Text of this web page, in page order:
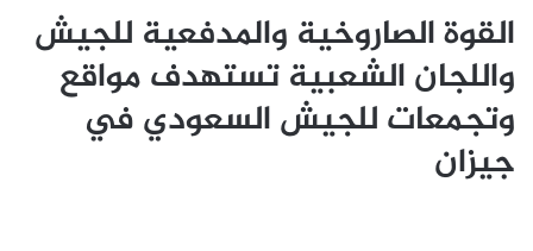
القوة الصاروخية والمدفعية للجيش
واللجان الشعبية تستهدف مواقع
وتجمعات للجيش السعودي في
جيزان